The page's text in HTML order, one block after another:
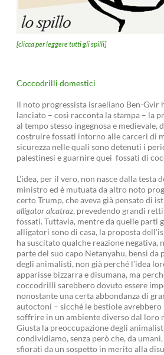
[clicca per leggere tutti gli spilli]
Coccodrilli domestici
Il noto progressista israeliano Ben-Gvir
lanciato – così racconta la stampa – la
al tempo stesso ingegnosa e medievale,
costruire fossati intorno alle carceri di
sicurezza nelle quali sono detenuti i
palestinesi e guarnire quei fossati di
L’idea, per il vero, non nasce dalla testa
ministro ed è mutuata da altro noto
certo Trump, che aveva già pensato di
alligator alcatraz, prevedendo grandi
fossati. Tuttavia, mentre da quelle parti
alligatori sono di casa, la proposta
ha suscitato qualche reazione negativa,
parte del suo capo Netanyahu, bensì da
degli animalisti, non già perché l’idea
apparisse bizzarra e disumana, ma
coccodrilli sarebbero dovuto essere
nonostante una certa abbondanza di
autoctoni – sicché le bestiole
soffrire in un ambiente diverso dal loro
Giusta la preoccupazione degli
condividiamo, senza però che, da
sfiorati da un sospetto in merito alla